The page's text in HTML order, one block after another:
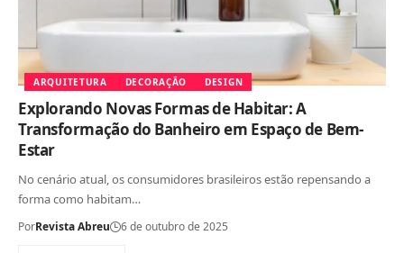
ARQUITETURA DECORAÇÃO DESIGN
Explorando Novas Formas de Habitar: A
Transformação do Banheiro em Espaço de Bem-
Estar
No cenário atual, os consumidores brasileiros estão repensando a
forma como habitam…
PorRevista Abreu 6 de outubro de 2025